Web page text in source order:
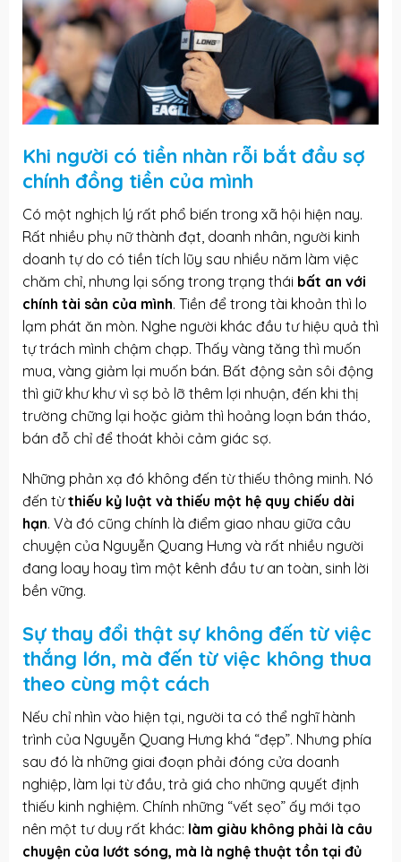
Khi người có tiền nhàn rỗi bắt đầu sợ
chính đồng tiền của mình
Có một nghịch lý rất phổ biến trong xã hội hiện nay.
Rất nhiều phụ nữ thành đạt, doanh nhân, người kinh
doanh tự do có tiền tích lũy sau nhiều năm làm việc
chăm chỉ, nhưng lại sống trong trạng thái bất an với
chính tài sản của mình. Tiền để trong tài khoản thì lo
lạm phát ăn mòn. Nghe người khác đầu tư hiệu quả thì
tự trách mình chậm chạp. Thấy vàng tăng thì muốn
mua, vàng giảm lại muốn bán. Bất động sản sôi động
thì giữ khư khư vì sợ bỏ lỡ thêm lợi nhuận, đến khi thị
trường chững lại hoặc giảm thì hoảng loạn bán tháo,
bán đỗ chỉ để thoát khỏi cảm giác sợ.
Những phản xạ đó không đến từ thiếu thông minh. Nó
đến từthiếu kỷ luật và thiếu một hệ quy chiếu dài
hạn. Và đó cũng chính là điểm giao nhau giữa câu
chuyện của Nguyễn Quang Hưng và rất nhiều người
đang loay hoay tìm một kênh đầu tư an toàn, sinh lời
bền vững.
Sự thay đổi thật sự không đến từ việc
thắng lớn, mà đến từ việc không thua
theo cùng một cách
Nếu chỉ nhìn vào hiện tại, người ta có thể nghĩ hành
trình của Nguyễn Quang Hưng khá “đẹp”. Nhưng phía
sau đó là những giai đoạn phải đóng cửa doanh
nghiệp, làm lại từ đầu, trả giá cho những quyết định
thiếu kinh nghiệm. Chính những “vết sẹo” ấy mới tạo
nên một tư duy rất khác: làm giàu không phải là câu
chuyện của lướt sóng, mà là nghệ thuật tồn tại đủ